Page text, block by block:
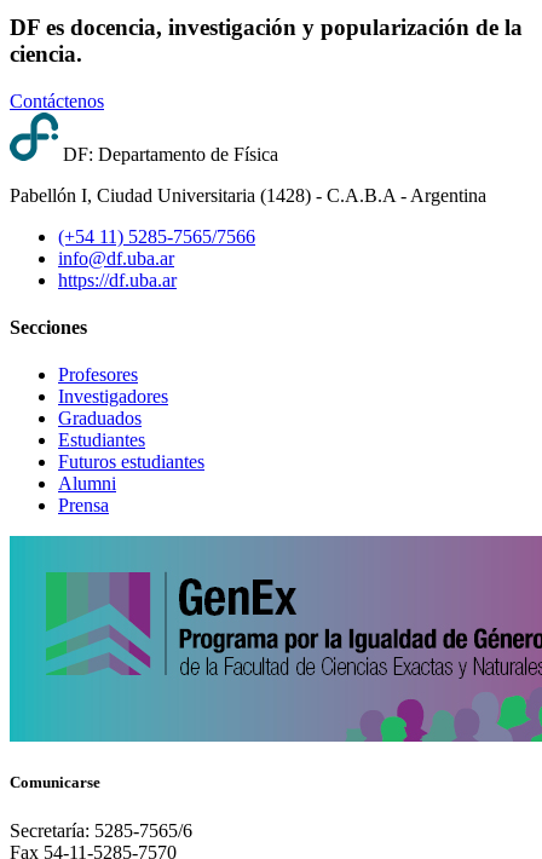
DF es docencia, investigación y popularización de la
ciencia.
Contáctenos
DF: Departamento de Física
Pabellón I, Ciudad Universitaria (1428) - C.A.B.A - Argentina
(+54 11) 5285-7565/7566
info@df.uba.ar
https://df.uba.ar
Secciones
Profesores
Investigadores
Graduados
Estudiantes
Futuros estudiantes
Alumni
Prensa
Comunicarse
Secretaría: 5285-7565/6
Fax 54-11-5285-7570